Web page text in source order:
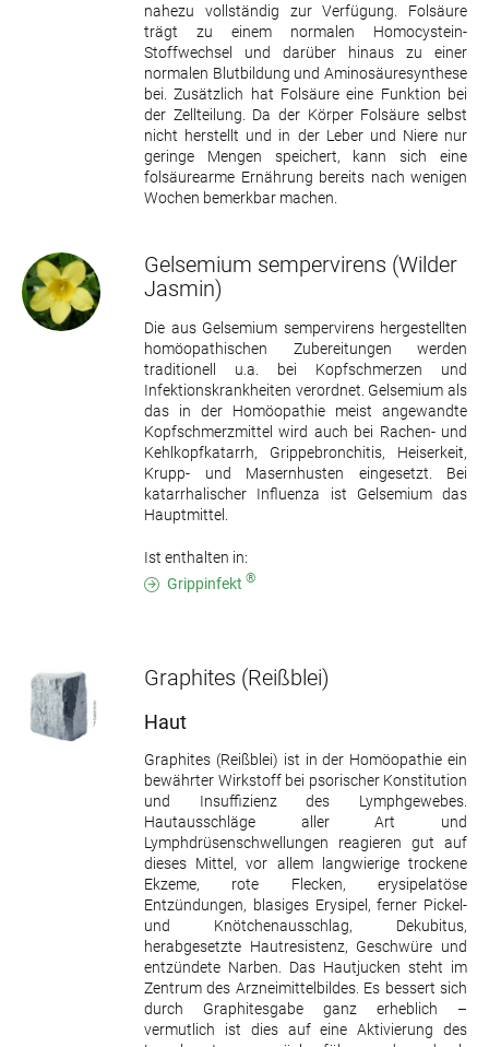
nahezu vollständig zur Verfügung. Folsäure
trägt zu einem normalen Homocystein-
Stoffwechsel und darüber hinaus zu einer
normalen Blutbildung und Aminosäuresynthese
bei. Zusätzlich hat Folsäure eine Funktion bei
der Zellteilung. Da der Körper Folsäure selbst
nicht herstellt und in der Leber und Niere nur
geringe Mengen speichert, kann sich eine
folsäurearme Ernährung bereits nach wenigen
Wochen bemerkbar machen.
Gelsemium sempervirens (Wilder
Jasmin)
Die aus Gelsemium sempervirens hergestellten
homöopathischen Zubereitungen werden
traditionell u.a. bei Kopfschmerzen und
Infektionskrankheiten verordnet. Gelsemium als
das in der Homöopathie meist angewandte
Kopfschmerzmittel wird auch bei Rachen- und
Kehlkopfkatarrh, Grippebronchitis, Heiserkeit,
Krupp- und Masernhusten eingesetzt. Bei
katarrhalischer Influenza ist Gelsemium das
Hauptmittel.
Ist enthalten in:
Grippinfekt ®
Graphites (Reißblei)
Haut
Graphites (Reißblei) ist in der Homöopathie ein
bewährter Wirkstoff bei psorischer Konstitution
und Insuffizienz des Lymphgewebes.
Hautausschläge aller Art und
Lymphdrüsenschwellungen reagieren gut auf
dieses Mittel, vor allem langwierige trockene
Ekzeme, rote Flecken, erysipelatöse
Entzündungen, blasiges Erysipel, ferner Pickel-
und Knötchenausschlag, Dekubitus,
herabgesetzte Hautresistenz, Geschwüre und
entzündete Narben. Das Hautjucken steht im
Zentrum des Arzneimittelbildes. Es bessert sich
durch Graphitesgabe ganz erheblich –
vermutlich ist dies auf eine Aktivierung des